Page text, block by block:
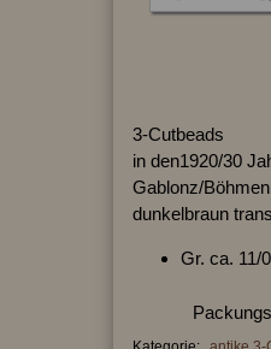
3-Cutbeads
in den1920/30
Gablonz/
dunkelbraun
Gr. ca. 11/